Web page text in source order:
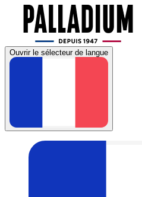
Ouvrir le sélecteur de langue